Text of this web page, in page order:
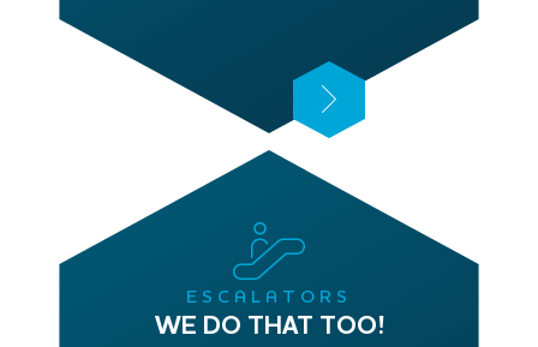
ESCALATORS
WE DO THAT TOO!